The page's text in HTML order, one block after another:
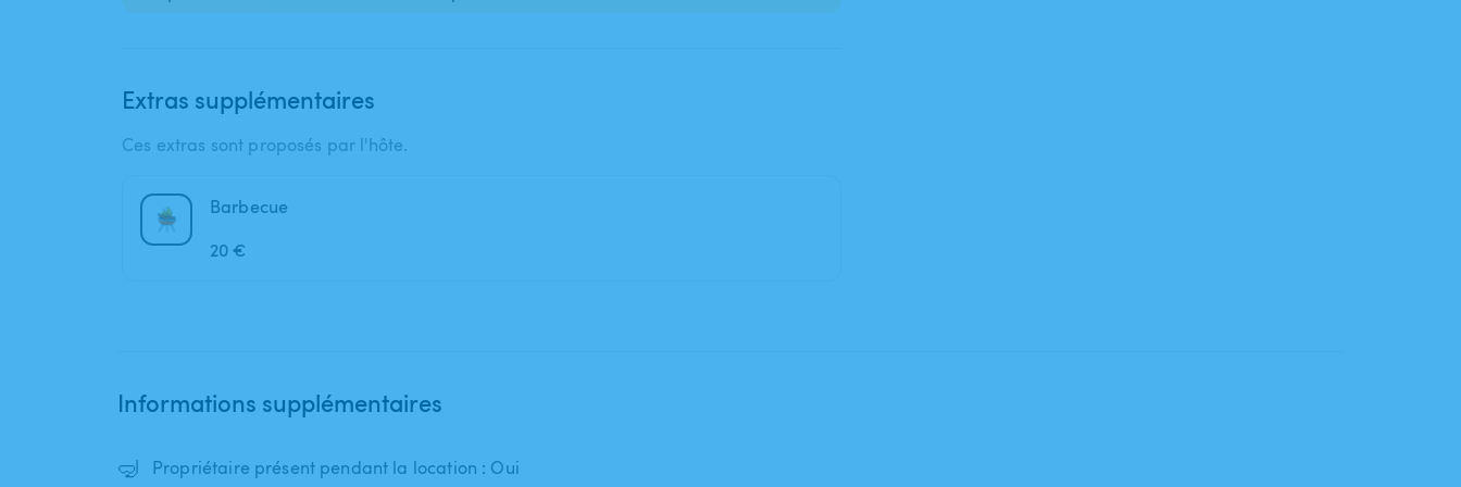
Extras supplémentaires
Ces extras sont proposés par l'hôte.
Barbecue
20 €
Informations supplémentaires
🤿 Propriétaire présent pendant la location : Oui